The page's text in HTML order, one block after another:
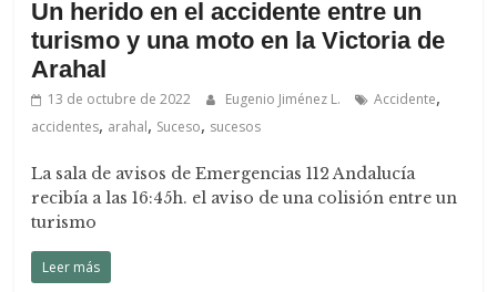
Un herido en el accidente entre un
turismo y una moto en la Victoria de
Arahal
13 de octubre de 2022 Eugenio Jiménez L. Accidente,
accidentes, arahal, Suceso, sucesos
La sala de avisos de Emergencias 112 Andalucía
recibía a las 16:45h. el aviso de una colisión entre un
turismo
Leer más